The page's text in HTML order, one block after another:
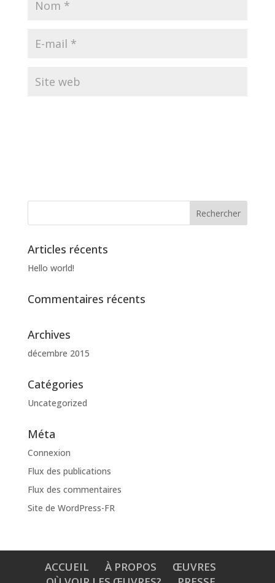
Articles récents
Hello world!
Commentaires récents
Archives
décembre 2015
Catégories
Uncategorized
Méta
Connexion
Flux des publications
Flux des commentaires
Site de WordPress-FR
ACCUEIL À PROPOS
ŒUVRES